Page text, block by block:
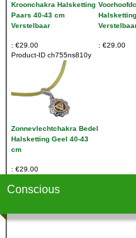
Kroonchakra Halsketting
Paars 40-43 cm
Verstelbaar
€29.00 €29.00
Product-ID ch755ns810y
Zonnevlechtchakra Bedel
Halsketting Geel 40-43
cm
€29.00
Conscious